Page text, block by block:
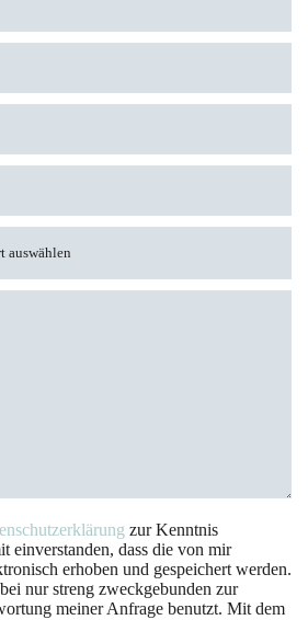
zur Kenntnis
einverstanden, dass die von mir
erhoben und gespeichert werden.
nur streng zweckgebunden zur
meiner Anfrage benutzt. Mit dem